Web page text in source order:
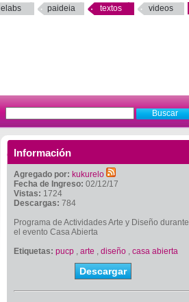
elabs paideia textos videos
Información
Agregado por: kukurelo
Fecha de Ingreso: 02/12/17
Vistas: 1724
Descargas: 784
Programa de Actividades Arte y Diseño durante
el evento Casa Abierta
Etiquetas: pucp , arte , diseño , casa abierta
Descargar